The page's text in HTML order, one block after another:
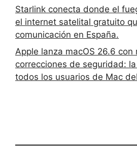
Starlink conecta donde el
el internet satelital gratuito
comunicación en España.
Apple lanza macOS 26.6 con
correcciones de seguridad:
todos los usuarios de Mac